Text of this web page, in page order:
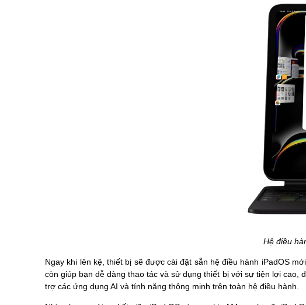
Hệ điều
Ngay khi lên kệ, thiết bị sẽ được cài đặt sẵn hệ điều hành iPadOS
còn giúp bạn dễ dàng thao tác và sử dụng thiết bị với sự tiện lợi
trợ các ứng dụng AI và tính năng thông minh trên toàn hệ điều hành.